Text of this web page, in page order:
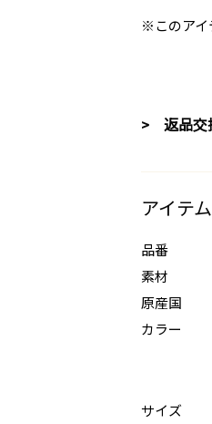
※このアイ
> 返品交
アイテ
品番
素材
原産国
カラー
サイズ